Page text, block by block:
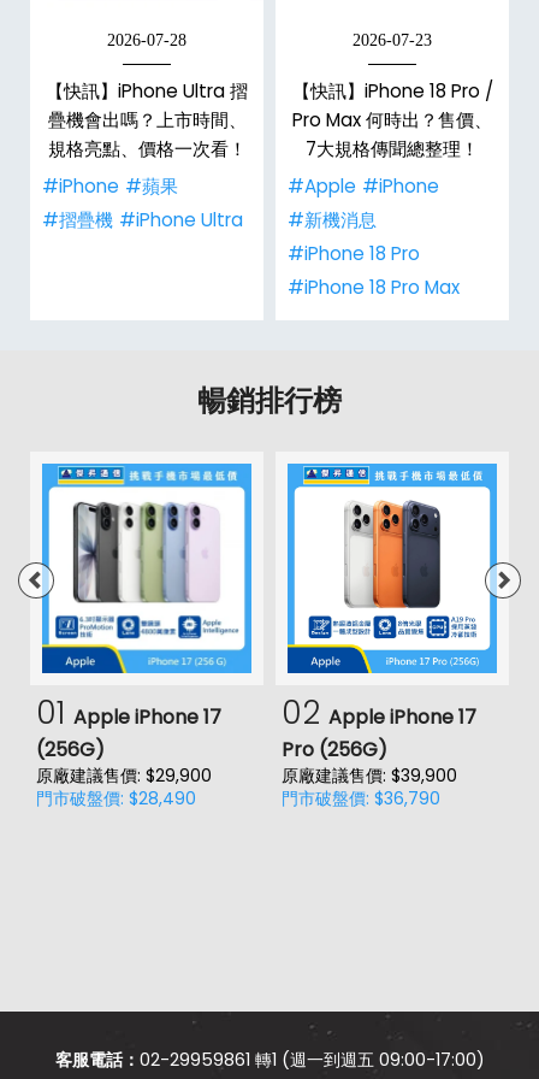
2026-07-28
【快訊】iPhone Ultra 摺
疊機會出嗎？上市時間、
規格亮點、價格一次看！
#iPhone #蘋果
#摺疊機 #iPhone Ultra
2026-07-23
【快訊】iPhone 18 Pro /
Pro Max 何時出？售價、
7大規格傳聞總整理！
#Apple #iPhone
#新機消息
#iPhone 18 Pro
#iPhone 18 Pro Max
暢銷排行榜
01 Apple iPhone 17
(256G)
原廠建議售價: $29,900
門市破盤價: $28,490
02 Apple iPhone 17
Pro (256G)
原廠建議售價: $39,900
門市破盤價: $36,790
客服電話： 02-29959861 轉1 (週一到週五 09:00-17:00)